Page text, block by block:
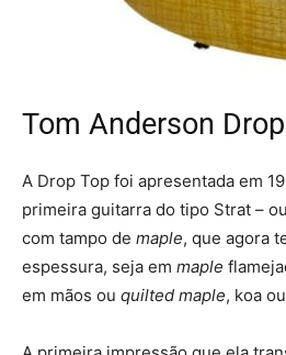
Tom Anderson
A Drop Top foi apresentada em
primeira guitarra do tipo Strat –
com tampo de maple, que agora
espessura, seja em maple
em mãos ou quilted maple, koa ou